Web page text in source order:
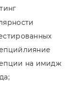
на имидж